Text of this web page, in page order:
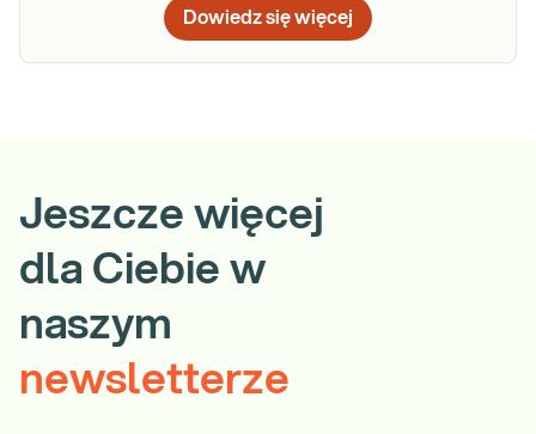
Dowiedz się więcej
Jeszcze więcej
dla Ciebie w
naszym
newsletterze